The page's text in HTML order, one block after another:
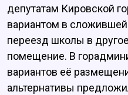
депутатам Кировской
вариантом в
переезд школы в
помещение. В
вариантов её
альтернативы